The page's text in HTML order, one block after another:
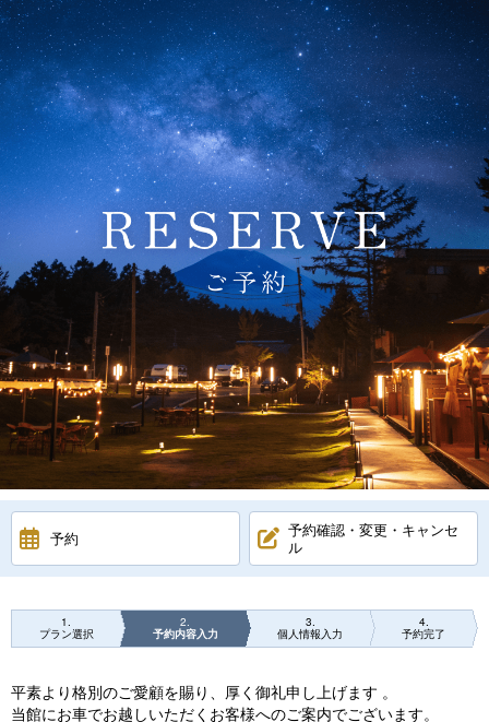
予約
予約確認・変更・キャンセ
ル
1
プラン選択
2
予約内容入力
3
個人情報入力
4
予約完了
平素より格別のご愛顧を賜り、厚く御礼申し上げます 。
当館にお車でお越しいただくお客様へのご案内でございます。